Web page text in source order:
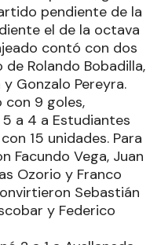
pendiente de la
el de la octava
contó con dos
Rolando Bobadilla,
Gonzalo Pereyra.
con 9 goles,
a 4 a Estudiantes
15 unidades. Para
Facundo Vega, Juan
Ozorio y Franco
Sebastián
y Federico